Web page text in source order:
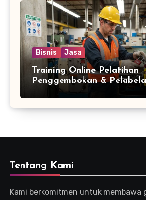
Bisnis Jasa
Training Online Pelatihan
Penggembokan &
Tentang Kami
Kami berkomitmen untuk membawa